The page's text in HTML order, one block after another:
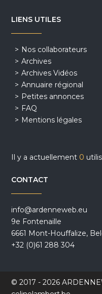
LIENS UTILES
Nos collaborateurs
Archives
Archives Vidéos
Annuaire régional
Petites annonces
FAQ
Mentions légales
Il y a actuellement 0
CONTACT
info@ardenneweb.eu
9e Fontenaille
6661 Mont-Houffalize,
+32 (0)61 288 304
© 2017 - 2026